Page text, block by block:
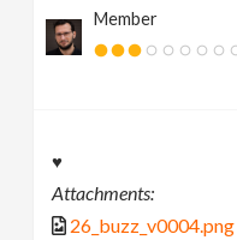
Member
♥
Attachments:
26_buzz_v0004.png